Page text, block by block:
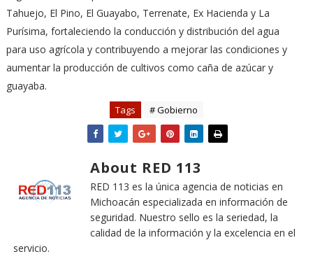
Tahuejo, El Pino, El Guayabo, Terrenate, Ex Hacienda y La
Purísima, fortaleciendo la conducción y distribución del agua
para uso agrícola y contribuyendo a mejorar las condiciones y
aumentar la producción de cultivos como caña de azúcar y
guayaba.
Tags # Gobierno
About RED 113
RED 113 es la única agencia de noticias en
Michoacán especializada en información de
seguridad. Nuestro sello es la seriedad, la
calidad de la información y la excelencia en el
servicio.